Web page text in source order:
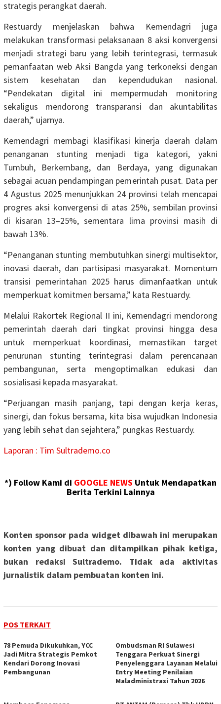
strategis perangkat daerah.
Restuardy menjelaskan bahwa Kemendagri juga
melakukan transformasi pelaksanaan 8 aksi konvergensi
menjadi strategi baru yang lebih terintegrasi, termasuk
pemanfaatan web Aksi Bangda yang terkoneksi dengan
sistem kesehatan dan kependudukan nasional.
“Pendekatan digital ini mempermudah monitoring
sekaligus mendorong transparansi dan akuntabilitas
daerah,” ujarnya.
Kemendagri membagi klasifikasi kinerja daerah dalam
penanganan stunting menjadi tiga kategori, yakni
Tumbuh, Berkembang, dan Berdaya, yang digunakan
sebagai acuan pendampingan pemerintah pusat. Data per
4 Agustus 2025 menunjukkan 24 provinsi telah mencapai
progres aksi konvergensi di atas 25%, sembilan provinsi
di kisaran 13–25%, sementara lima provinsi masih di
bawah 13%.
“Penanganan stunting membutuhkan sinergi multisektor,
inovasi daerah, dan partisipasi masyarakat. Momentum
transisi pemerintahan 2025 harus dimanfaatkan untuk
memperkuat komitmen bersama,” kata Restuardy.
Melalui Rakortek Regional II ini, Kemendagri mendorong
pemerintah daerah dari tingkat provinsi hingga desa
untuk memperkuat koordinasi, memastikan target
penurunan stunting terintegrasi dalam perencanaan
pembangunan, serta mengoptimalkan edukasi dan
sosialisasi kepada masyarakat.
“Perjuangan masih panjang, tapi dengan kerja keras,
sinergi, dan fokus bersama, kita bisa wujudkan Indonesia
yang lebih sehat dan sejahtera,” pungkas Restuardy.
Laporan : Tim Sultrademo.co
*) Follow Kami di GOOGLE NEWS Untuk Mendapatkan
Berita Terkini Lainnya
Konten sponsor pada widget dibawah ini merupakan
konten yang dibuat dan ditampilkan pihak ketiga,
bukan redaksi Sultrademo. Tidak ada aktivitas
jurnalistik dalam pembuatan konten ini.
POS TERKAIT
78 Pemuda Dikukuhkan, YCC
Jadi Mitra Strategis Pemkot
Kendari Dorong Inovasi
Pembangunan
Ombudsman RI Sulawesi
Tenggara Perkuat Sinergi
Penyelenggara Layanan Melalui
Entry Meeting Penilaian
Maladministrasi Tahun 2026